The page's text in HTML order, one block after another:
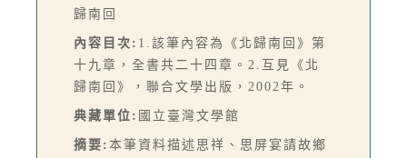
歸南回
內容目次: 1.該筆內容為《北歸南回》第
十九章，全書共二十四章。2.互見《北
歸南回》，聯合文學出版，2002年。
典藏單位: 國立臺灣文學館
摘要: 本筆資料描述思祥、思屏宴請故鄉